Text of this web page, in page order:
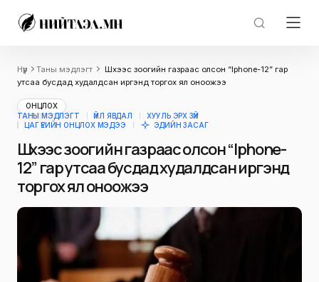
Нүүр Таны мэдлэгт
Шүүхээс зоогийн газраас олсон “Iphone-12” гар
утсаа бусдад худалдсан иргэнд торгох ял оноожээ
ОНЦЛОХ
ТАНЫ МЭДЛЭГТ
ҮЙЛ ЯВДАЛ
ХУУЛЬ ЭРХ ЗҮЙ
ЦАГ ҮЕИЙН ОНЦЛОХ МЭДЭЭ
ЭДИЙН ЗАСАГ
Шүүхээс зоогийн газраас олсон “Iphone-
12” гар утсаа бусдад худалдсан иргэнд
торгох ял оноожээ